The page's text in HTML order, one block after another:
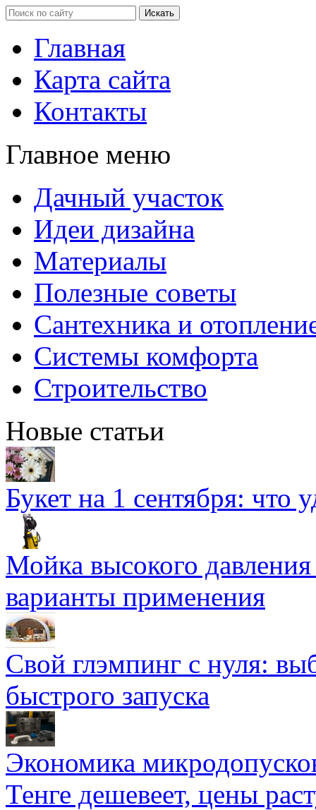
Главная
Карта сайта
Контакты
Главное меню
Дачный участок
Идеи дизайна
Материалы
Полезные советы
Сантехника и
Системы комфорта
Строительство
Новые статьи
Букет на 1 сентября: что
Мойка высокого
варианты применения
Свой глэмпинг с нуля:
быстрого запуска
Экономика
Тенге дешевеет, цены